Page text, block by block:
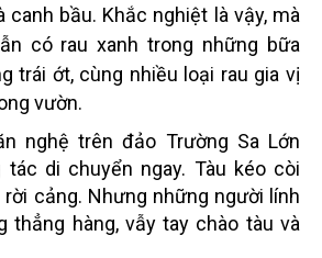
canh bầu. Khắc nghiệt là vậy, mà
có rau xanh trong những bữa
trái ớt, cùng nhiều loại rau gia vị
vườn.
nghệ trên đảo Trường Sa Lớn
tác di chuyển ngay. Tàu kéo còi
cảng. Nhưng những người lính
thẳng hàng, vẫy tay chào tàu và